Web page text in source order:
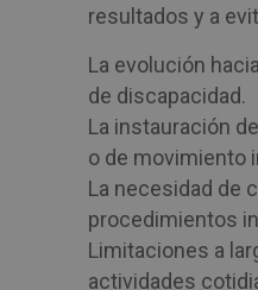
resultados y a
La evolución
de discapacidad.
La instauración
o de movimiento
La necesidad de
procedimientos
Limitaciones a
actividades